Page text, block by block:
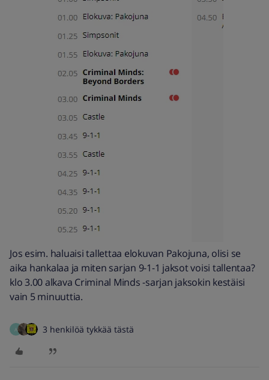
Jos esim. haluaisi tallettaa elokuvan Pakojuna, olisi se
aika hankalaa ja miten sarjan 9-1-1 jaksot voisi tallentaa?
klo 3.00 alkava Criminal Minds -sarjan jaksokin kestäisi
vain 5 minuuttia.
A 3 henkilöä tykkää tästä